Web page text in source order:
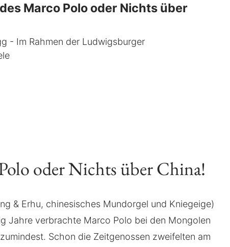
Marco Polo oder Nichts über
- Im Rahmen der Ludwigsburger
oder Nichts über China!
& Erhu, chinesisches Mundorgel und Kniegeige)
Jahre verbrachte Marco Polo bei den Mongolen
Schon die Zeitgenossen zweifelten am